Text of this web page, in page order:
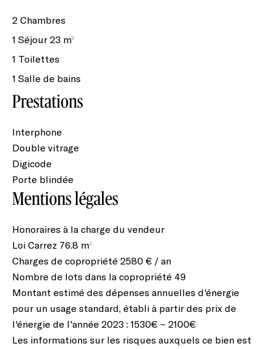
2 Chambres
1 Séjour 23 m²
1 Toilettes
1 Salle de bains
Prestations
Interphone
Double vitrage
Digicode
Porte blindée
Mentions légales
Honoraires à la charge du vendeur
Loi Carrez 76.8 m²
Charges de copropriété 2580 € / an
Nombre de lots dans la copropriété 49
Montant estimé des dépenses annuelles d'énergie
pour un usage standard, établi à partir des prix de
l'énergie de l'année 2023 : 1530€ ~ 2100€
Les informations sur les risques auxquels ce bien est